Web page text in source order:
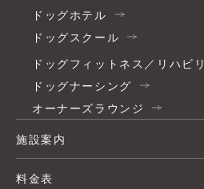
ドッグホテル
ドッグスクール
ドッグフィットネス／リハビリ
ドッグナーシング
オーナーズラウンジ
施設案内
料金表